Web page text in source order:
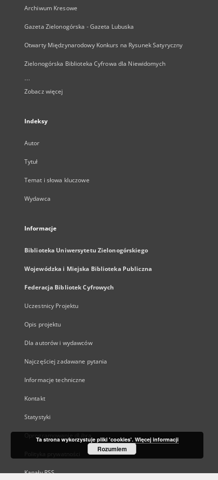
Archiwum Kresowe
Gazeta Zielonogórska - Gazeta Lubuska
Otwarty Międzynarodowy Konkurs na Rysunek Satyryczny
Zielonogórska Biblioteka Cyfrowa dla Niewidomych
...
Zobacz więcej
Indeksy
Autor
Tytuł
Temat i słowa kluczowe
Wydawca
Informacje
Biblioteka Uniwersytetu Zielonogórskiego
Wojewódzka i Miejska Biblioteka Publiczna
Federacja Bibliotek Cyfrowych
Uczestnicy Projektu
Opis projektu
Dla autorów i wydawców
Najczęściej zadawane pytania
Informacje techniczne
Kontakt
Statystyki
Oprogramowanie dLibra
Polityka prywatności
Kanały RSS
Ta strona wykorzystuje pliki 'cookies'. Więcej informacji
Rozumiem